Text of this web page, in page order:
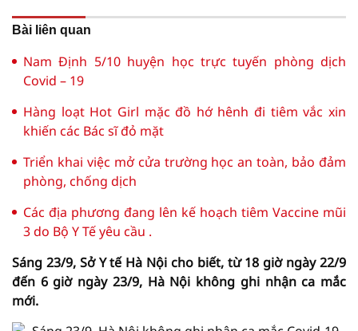
Bài liên quan
Nam Định 5/10 huyện học trực tuyến phòng dịch
Covid – 19
Hàng loạt Hot Girl mặc đồ hớ hênh đi tiêm vắc xin
khiến các Bác sĩ đỏ mặt
Triển khai việc mở cửa trường học an toàn, bảo đảm
phòng, chống dịch
Các địa phương đang lên kế hoạch tiêm Vaccine mũi
3 do Bộ Y Tế yêu cầu .
Sáng 23/9, Sở Y tế Hà Nội cho biết, từ 18 giờ ngày 22/9
đến 6 giờ ngày 23/9, Hà Nội không ghi nhận ca mắc
mới.